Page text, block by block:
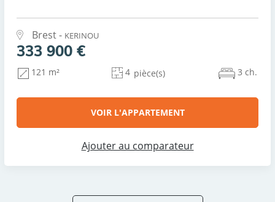
Brest - KERINOU
333 900 €
121 m² 4 pièce(s) 3 ch.
VOIR L'APPARTEMENT
Ajouter au comparateur